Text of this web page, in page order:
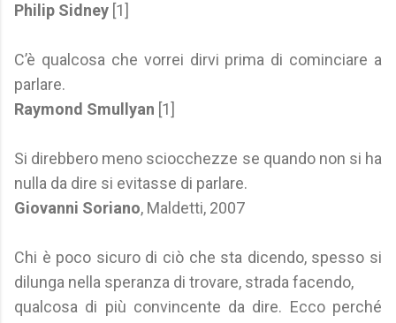
Philip Sidney [1]
C’è qualcosa che vorrei dirvi prima di cominciare a
parlare.
Raymond Smullyan [1]
Si direbbero meno sciocchezze se quando non si ha
nulla da dire si evitasse di parlare.
Giovanni Soriano, Maldetti, 2007
Chi è poco sicuro di ciò che sta dicendo, spesso si
dilunga nella speranza di trovare, strada facendo,
qualcosa di più convincente da dire. Ecco perché